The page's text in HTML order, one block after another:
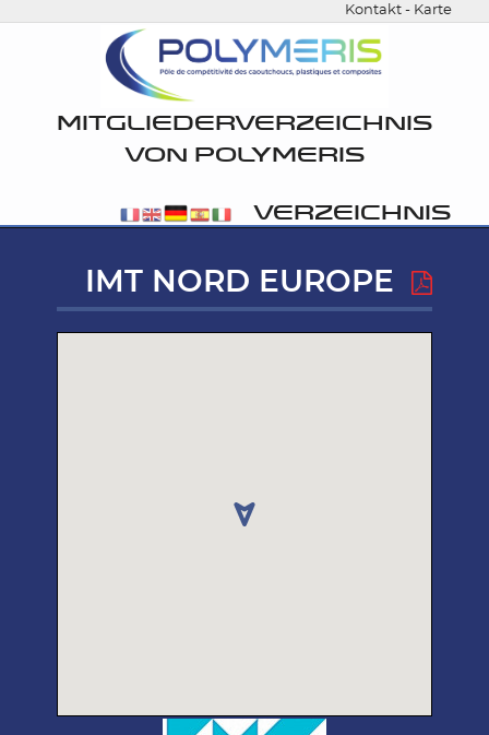
Kontakt - Karte
MITGLIEDERVERZEICHNIS
VON POLYMERIS
VERZEICHNIS
IMT NORD EUROPE